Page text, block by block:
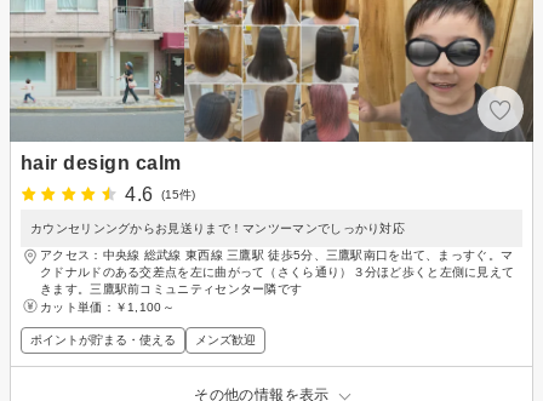
hair design calm
4.6
(15件)
カウンセリンングからお見送りまで！マンツーマンでしっかり対応
アクセス：中央線 総武線 東西線 三鷹駅 徒歩5分、三鷹駅南口を出て、まっすぐ。マ
クドナルドのある交差点を左に曲がって（さくら通り）３分ほど歩くと左側に見えて
きます。三鷹駅前コミュニティセンター隣です
カット単価： ￥1,100～
ポイントが貯まる・使える メンズ歓迎
その他の情報を表示